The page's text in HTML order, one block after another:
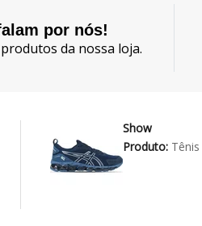
por nós!
da nossa loja.
Show
Produto:Tênis